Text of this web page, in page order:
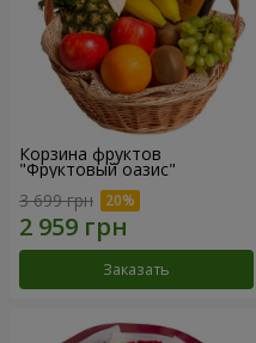
Корзина фруктов
"Фруктовый оазис"
3 699 грн
Заказать